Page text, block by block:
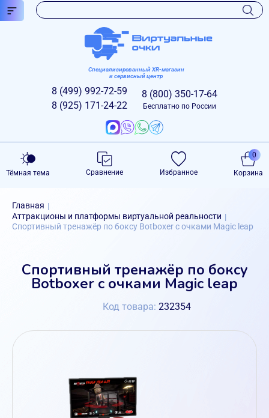
Специализированный XR-магазин
и сервисный центр
8 (499) 992-72-59
8 (925) 171-24-22
8 (800) 350-17-64
Бесплатно по России
Тёмная тема Сравнение Избранное Корзина
0
Главная |
Аттракционы и платформы виртуальной реальности |
Спортивный тренажёр по боксу Botboxer с очками Magic leap
Спортивный тренажёр по боксу
Botboxer с очками Magic leap
Код товара: 232354